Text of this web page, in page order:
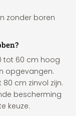
zonder boren
tot 60 cm hoog
opgevangen.
cm zinvol zijn.
bescherming
keuze.